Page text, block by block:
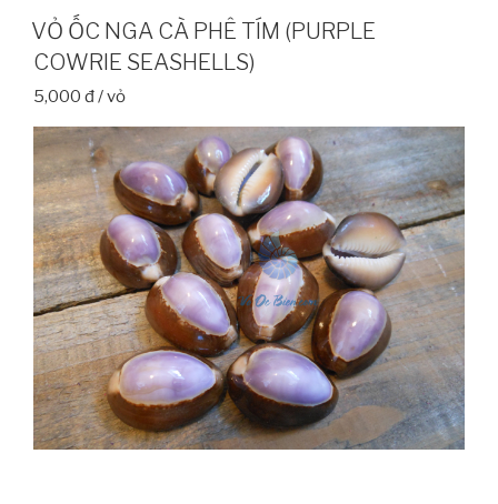
VỎ ỐC NGA CÀ PHÊ TÍM (PURPLE
COWRIE SEASHELLS)
5,000 đ / vỏ